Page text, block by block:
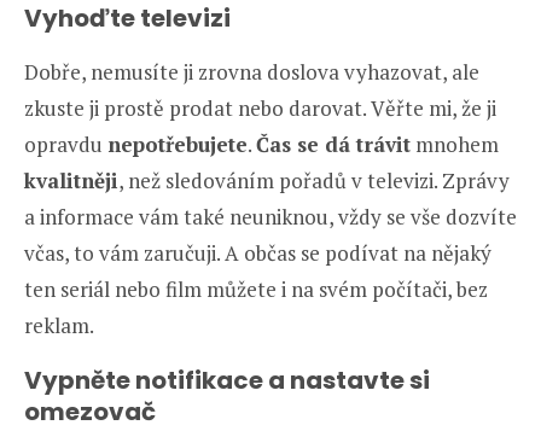
Vyhoďte televizi
Dobře, nemusíte ji zrovna doslova vyhazovat, ale
zkuste ji prostě prodat nebo darovat. Věřte mi, že ji
opravdu nepotřebujete.Čas se dá trávit mnohem
kvalitněji, než sledováním pořadů v televizi. Zprávy
a informace vám také neuniknou, vždy se vše dozvíte
včas, to vám zaručuji. A občas se podívat na nějaký
ten seriál nebo film můžete i na svém počítači, bez
reklam.
Vypněte notifikace a nastavte si
omezovač